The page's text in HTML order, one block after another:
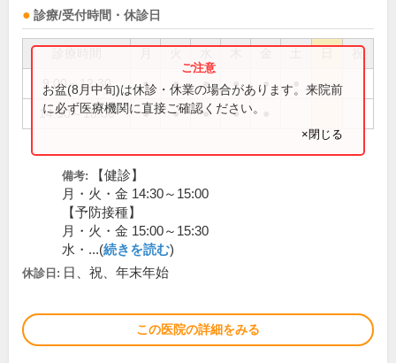
診療/受付時間・休診日
祝
9:00～12:30 ● ● ● ● ●
14:30～18:00 ● ● ● ●
お盆(8月中旬)は休診・休業の場合があります。来院前
に必ず医療機関に直接ご確認ください。
×閉じる
備考:
【健診】
月・火・金 14:30～15:00
【予防接種】
月・火・金 15:00～15:30
水・...(続きを読む)
休診日: 日、祝、年末年始
この医院の詳細をみる